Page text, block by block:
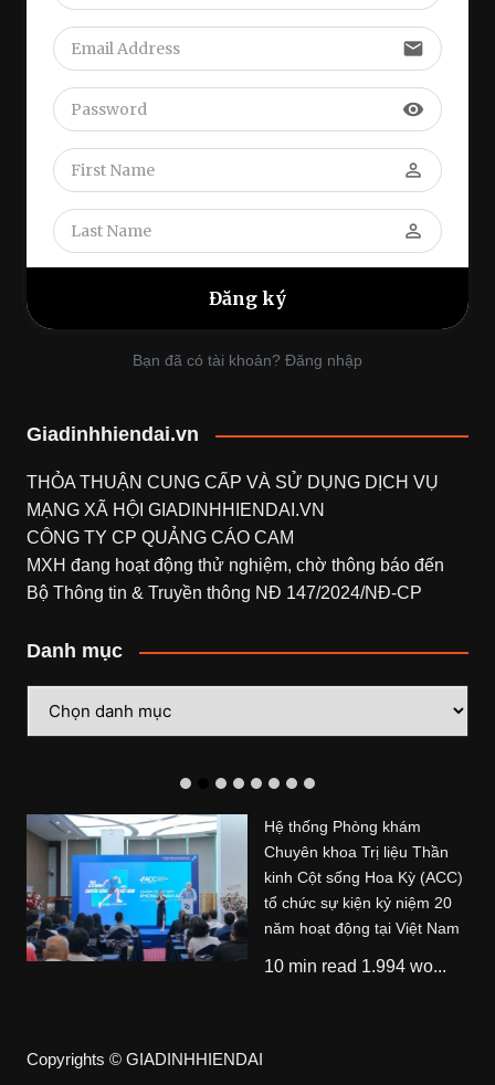
email
visibility
perm_identity
perm_identity
Bạn đã có tài khoản? Đăng nhập
Giadinhhiendai.vn
THỎA THUẬN CUNG CẤP VÀ SỬ DỤNG DỊCH VỤ
MẠNG XÃ HỘI GIADINHHIENDAI.VN
CÔNG TY CP QUẢNG CÁO CAM
MXH đang hoạt động thử nghiệm, chờ thông báo đến
Bộ Thông tin & Truyền thông NĐ 147/2024/NĐ-CP
Danh mục
mục
Hệ thống Phòng khám
Chuyên khoa Trị liệu Thần
kinh Cột sống Hoa Kỳ (ACC)
tổ chức sự kiện kỷ niệm 20
năm hoạt động tại Việt Nam
10 min read 1.994 wo...
Copyrights © GIADINHHIENDAI